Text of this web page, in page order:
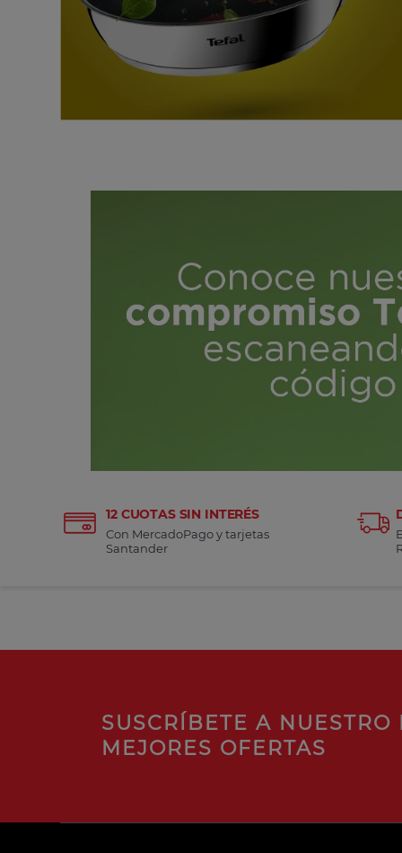
12 CUOTAS SIN INTERÉS
Con MercadoPago y tarjetas
Santander
SUSCRÍBETE A
MEJORES OFERTAS